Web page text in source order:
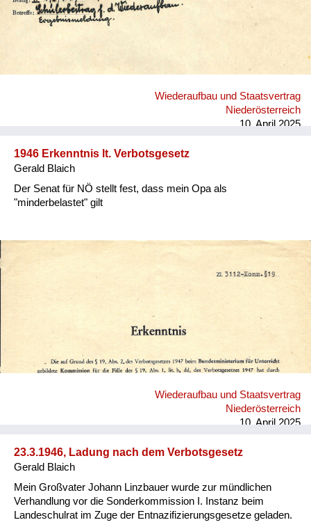
Wiederaufbau und Staatsvertrag
Niederösterreich
10. April 2025
1946 Erkenntnis lt. Verbotsgesetz
Gerald Blaich
Der Senat für NÖ stellt fest, dass mein Opa als
"minderbelastet" gilt
Wiederaufbau und Staatsvertrag
Niederösterreich
10. April 2025
23.3.1946, Ladung nach dem Verbotsgesetz
Gerald Blaich
Mein Großvater Johann Linzbauer wurde zur mündlichen
Verhandlung vor die Sonderkommission I. Instanz beim
Landeschulrat im Zuge der Entnazifizierungsgesetze geladen.